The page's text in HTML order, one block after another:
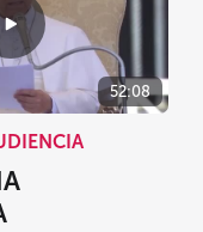
52:08